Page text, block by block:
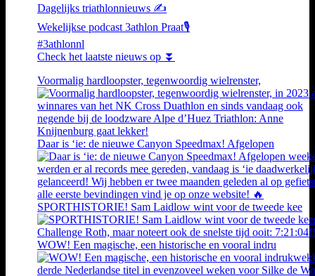
Dagelijks triathlonnieuws ✍️
Wekelijkse podcast 3athlon Praat🎙️
#3athlonnl
Check het laatste nieuws op ⏬
Voormalig hardloopster, tegenwoordig wielrenster,
Daar is ‘ie: de nieuwe Canyon Speedmax! Afgelopen
SPORTHISTORIE! Sam Laidlow wint voor de tweede kee
WOW! Een magische, een historische en vooral indru